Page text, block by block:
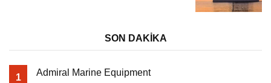
SON DAKİKA
1 Admiral Marine Equipment